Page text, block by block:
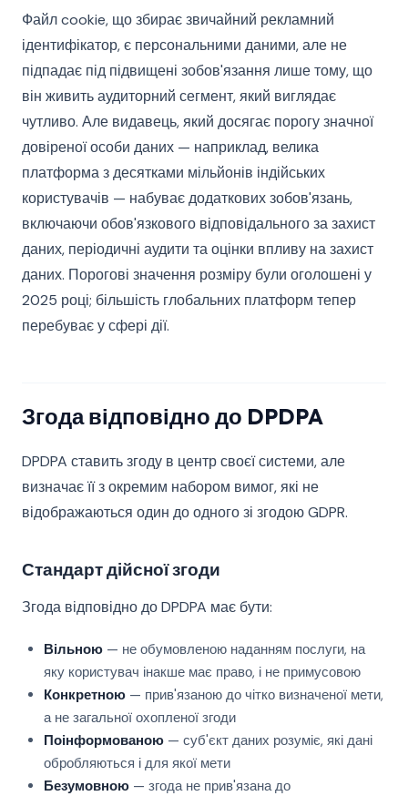
Файл cookie, що збирає звичайний рекламний
ідентифікатор, є персональними даними, але не
підпадає під підвищені зобов'язання лише тому, що
він живить аудиторний сегмент, який виглядає
чутливо. Але видавець, який досягає порогу значної
довіреної особи даних — наприклад, велика
платформа з десятками мільйонів індійських
користувачів — набуває додаткових зобов'язань,
включаючи обов'язкового відповідального за захист
даних, періодичні аудити та оцінки впливу на захист
даних. Порогові значення розміру були оголошені у
2025 році; більшість глобальних платформ тепер
перебуває у сфері дії.
Згода відповідно до DPDPA
DPDPA ставить згоду в центр своєї системи, але
визначає її з окремим набором вимог, які не
відображаються один до одного зі згодою GDPR.
Стандарт дійсної згоди
Згода відповідно до DPDPA має бути:
Вільною — не обумовленою наданням послуги, на
яку користувач інакше має право, і не примусовою
Конкретною — прив'язаною до чітко визначеної мети,
а не загальної охопленої згоди
Поінформованою — суб'єкт даних розуміє, які дані
обробляються і для якої мети
Безумовною — згода не прив'язана до